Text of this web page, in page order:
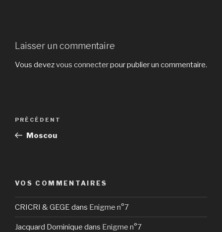
Laisser un commentaire
Vous devezvous connecterpour publier un commentaire.
Navigation
l’article
Article
précédent
PRÉCÉDENT
Moscou
VOS COMMENTAIRES
CRICRI & GEGE dans Enigme n°7
Jacquard Dominique dans Enigme n°7